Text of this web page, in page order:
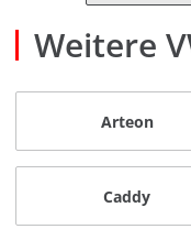
Weitere
Arteon
Caddy